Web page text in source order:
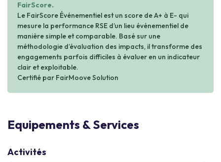
FairScore.
Le FairScore Événementiel est un score de A+ à E- qui
mesure la performance RSE d’un lieu événementiel de
manière simple et comparable. Basé sur une
méthodologie d’évaluation des impacts, il transforme des
engagements parfois difficiles à évaluer en un indicateur
clair et exploitable.
Certifié par FairMoove Solution
Equipements & Services
Activités